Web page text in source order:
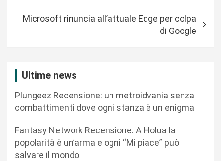
a
Microsoft rinuncia all’attuale Edge per colpa
di Google
Ultime news
Plungeez Recensione: un metroidvania senza
combattimenti dove ogni stanza è un enigma
Fantasy Network Recensione: A Holua la
popolarità è un’arma e ogni “Mi piace” può
salvare il mondo